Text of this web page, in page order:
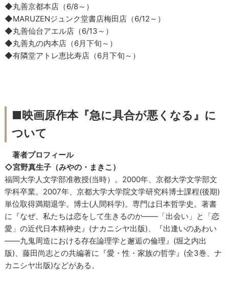
◆丸善京都本店（6/8～）
◆MARUZENジュンク堂書店梅田店（6/12～）
◆丸善仙台アエル店（6/13～）
◆丸善丸の内本店（6月下旬～）
◆有隣堂アトレ恵比寿店（6月下旬～）
■映画原作本『急に具合が悪くなる』に
ついて
著者プロフィール
◇宮野真生子（みやの・まきこ）
福岡大学人文学部准教授(当時）。2000年、京都大学文学部文
学科卒業。2007年、京都大学大学院文学研究科博士課程(後期)
単位取得満期退学。博士(人間科学)。専門は日本哲学史。著書
に『なぜ、私たちは恋をして生きるのか――「出会い」と「恋
愛」の近代日本精神史』(ナカニシヤ出版)、『出逢いのあわい
――九鬼周造における存在論理学と邂逅の倫理』(堀之内出
版)、藤田尚志との共編著に『愛・性・家族の哲学』(全3巻、ナ
カニシヤ出版)などがある。